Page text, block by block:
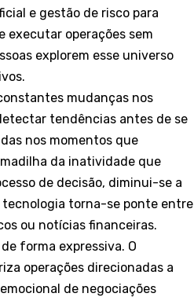
e gestão de risco para
executar operações sem
explorem esse universo
mudanças nos
tendências antes de se
nos momentos que
da inatividade que
de decisão, diminui-se a
tecnologia torna-se ponte entre
ou notícias financeiras.
forma expressiva. O
operações direcionadas a
de negociações